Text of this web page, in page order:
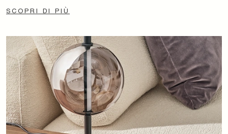
SCOPRI DI PIÙ